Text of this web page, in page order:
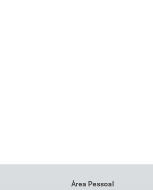
Área Pessoal